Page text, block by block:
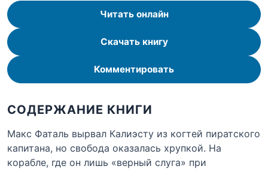
Читать онлайн
Скачать книгу
Комментировать
СОДЕРЖАНИЕ КНИГИ
Макс Фаталь вырвал Калиэсту из когтей пиратского
капитана, но свобода оказалась хрупкой. На
корабле, где он лишь «верный слуга» при